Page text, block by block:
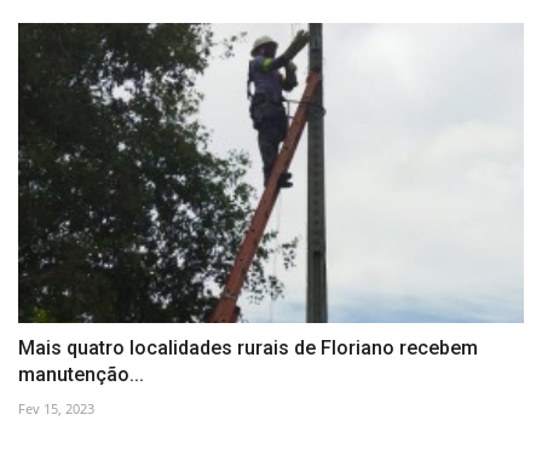
Mais quatro localidades rurais de Floriano recebem
manutenção...
Fev 15, 2023